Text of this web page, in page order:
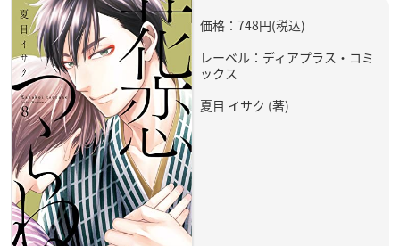
価格：748円(税込)
レーベル：ディアプラス・コミ
ックス
夏目 イサク (著)